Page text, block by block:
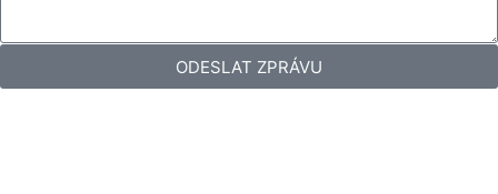
ODESLAT ZPRÁVU